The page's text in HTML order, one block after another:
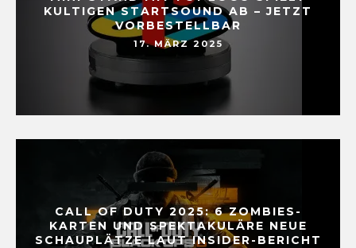
KULTIGEN STARTSOUND AB – JETZT
VORBESTELLBAR
17. MÄRZ 2025
CALL OF DUTY 2025: 6 ZOMBIES-
KARTEN UND SPEKTAKULÄRE NEUE
SCHAUPLÄTZE LAUT INSIDER-BERICHT